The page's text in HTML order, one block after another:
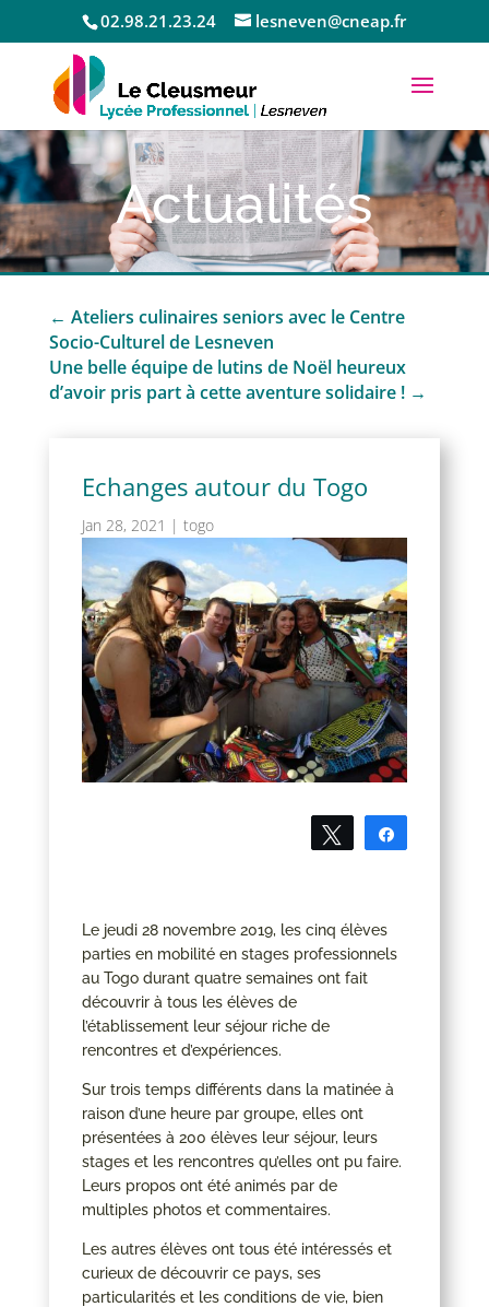
02.98.21.23.24 lesneven@cneap.fr
Actualités
← Ateliers culinaires seniors avec le Centre
Socio-Culturel de Lesneven
Une belle équipe de lutins de Noël heureux
d’avoir pris part à cette aventure solidaire !→
Echanges autour du Togo
Jan 28, 2021 | togo
Tweetez
Le jeudi 28 novembre 2019, les cinq élèves
parties en mobilité en stages professionnels
au Togo durant quatre semaines ont fait
découvrir à tous les élèves de
l’établissement leur séjour riche de
rencontres et d’expériences.
Sur trois temps différents dans la matinée à
raison d’une heure par groupe, elles ont
présentées à 200 élèves leur séjour, leurs
stages et les rencontres qu’elles ont pu faire.
Leurs propos ont été animés par de
multiples photos et commentaires.
Les autres élèves ont tous été intéressés et
curieux de découvrir ce pays, ses
particularités et les conditions de vie, bien